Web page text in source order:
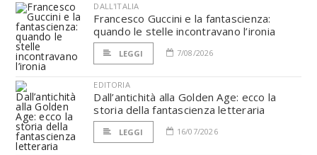
DALL'ITALIA
Francesco Guccini e la fantascienza:
quando le stelle incontravano l’ironia
LEGGI 7/08/2026
EDITORIA
Dall’antichità alla Golden Age: ecco la
storia della fantascienza letteraria
LEGGI 16/07/2026